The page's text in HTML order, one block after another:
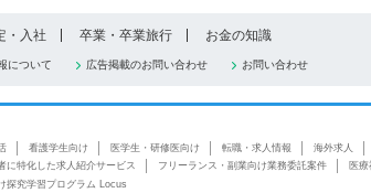
・入社 卒業・卒業旅行 お金の知識
について 広告掲載のお問い合わせ お問い合わせ
看護学生向け 医学生・研修医向け 転職・求人情報 海外求人
に特化した求人紹介サービス フリーランス・副業向け業務委託案件
医療
探究学習プログラム Locus